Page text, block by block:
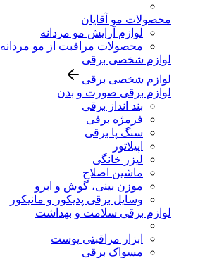
محصولات مو آقایان
لوازم آرایش مو مردانه
محصولات مراقبت از مو مردانه
لوازم شخصی برقی
لوازم شخصی برقی
لوازم برقی صورت و بدن
بند انداز برقی
فرمژه برقی
سنگ پا برقی
اپیلاتور
لیزر خانگی
ماشین اصلاح
موزن بینی، گوش و ابرو
وسایل برقی پدیکور و مانیکور
لوازم برقی سلامت و بهداشت
ابزار مراقبتی پوست
مسواک برقی